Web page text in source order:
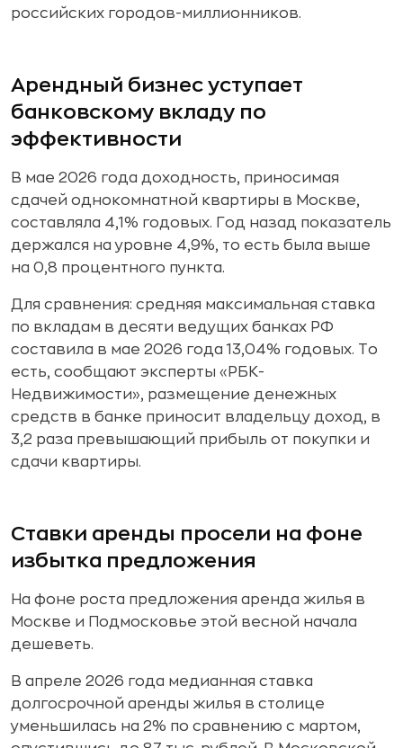
российских городов-миллионников.
Арендный бизнес уступает
банковскому вкладу по
эффективности
В мае 2026 года доходность, приносимая
сдачей однокомнатной квартиры в Москве,
составляла 4,1% годовых. Год назад показатель
держался на уровне 4,9%, то есть была выше
на 0,8 процентного пункта.
Для сравнения: средняя максимальная ставка
по вкладам в десяти ведущих банках РФ
составила в мае 2026 года 13,04% годовых. То
есть, сообщают эксперты «РБК-
Недвижимости», размещение денежных
средств в банке приносит владельцу доход, в
3,2 раза превышающий прибыль от покупки и
сдачи квартиры.
Ставки аренды просели на фоне
избытка предложения
На фоне роста предложения аренда жилья в
Москве и Подмосковье этой весной начала
дешеветь.
В апреле 2026 года медианная ставка
долгосрочной аренды жилья в столице
уменьшилась на 2% по сравнению с мартом,